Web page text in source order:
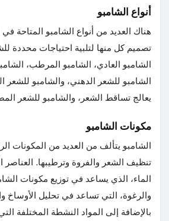
أنواع الشامبو
هناك العديد من أنواع الشامبو المتاحة
تصميم كل منها لتلبية احتياجات محددة
الشامبو العادي، الشامبو المرطب،
الشامبو للشعر الدهني، والشامبو للشعر
يعالج تساقط الشعر، والشامبو للشعر
مكونات الشامبو
الشامبو يتألف من العديد من المكونات
تنظيف الشعر والفروة وترطيبها.
الماء، الذي يساعد في توزيع مكونات
والرغوة، التي تساعد في تحليل الأوساخ
بالإضافة إلى المواد النشطة المختلفة